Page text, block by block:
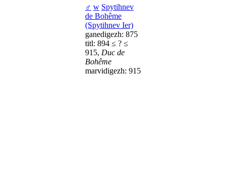
♂ w Spytihnev
de Bohême
(Spytihnev Ier)
ganedigezh: 875
titl: 894 ≤ ? ≤
915, Duc de
Bohême
marvidigezh: 915